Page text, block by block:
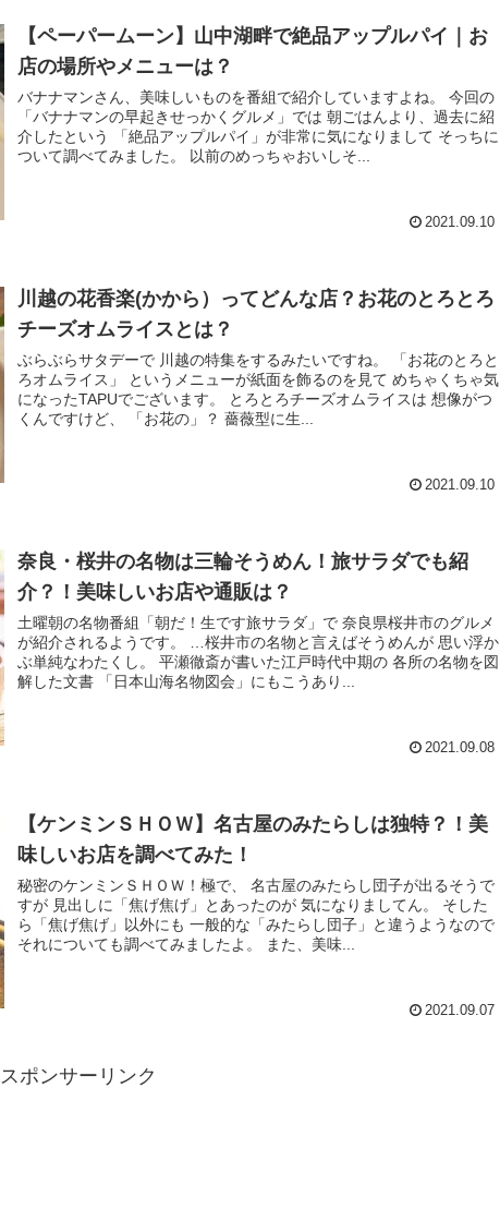
【ペーパームーン】山中湖畔で絶品アップルパイ｜お
店の場所やメニューは？
バナナマンさん、美味しいものを番組で紹介していますよね。 今回の
「バナナマンの早起きせっかくグルメ」では 朝ごはんより、過去に紹
介したという 「絶品アップルパイ」が非常に気になりまして そっちに
ついて調べてみました。 以前のめっちゃおいしそ...
2021.09.10
川越の花香楽(かから）ってどんな店？お花のとろとろ
チーズオムライスとは？
ぶらぶらサタデーで 川越の特集をするみたいですね。 「お花のとろと
ろオムライス」 というメニューが紙面を飾るのを見て めちゃくちゃ気
になったTAPUでございます。 とろとろチーズオムライスは 想像がつ
くんですけど、 「お花の」？ 薔薇型に生...
2021.09.10
奈良・桜井の名物は三輪そうめん！旅サラダでも紹
介？！美味しいお店や通販は？
土曜朝の名物番組「朝だ！生です旅サラダ」で 奈良県桜井市のグルメ
が紹介されるようです。 …桜井市の名物と言えばそうめんが 思い浮か
ぶ単純なわたくし。 平瀬徹斎が書いた江戸時代中期の 各所の名物を図
解した文書 「日本山海名物図会」にもこうあり...
2021.09.08
【ケンミンＳＨＯＷ】名古屋のみたらしは独特？！美
味しいお店を調べてみた！
秘密のケンミンＳＨＯＷ！極で、 名古屋のみたらし団子が出るそうで
すが 見出しに「焦げ焦げ」とあったのが 気になりましてん。 そした
ら「焦げ焦げ」以外にも 一般的な「みたらし団子」と違うようなので
それについても調べてみましたよ。 また、美味...
2021.09.07
スポンサーリンク